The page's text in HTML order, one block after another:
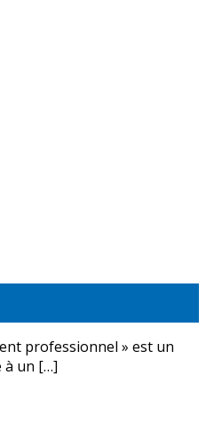
professionnel » est un
à un […]